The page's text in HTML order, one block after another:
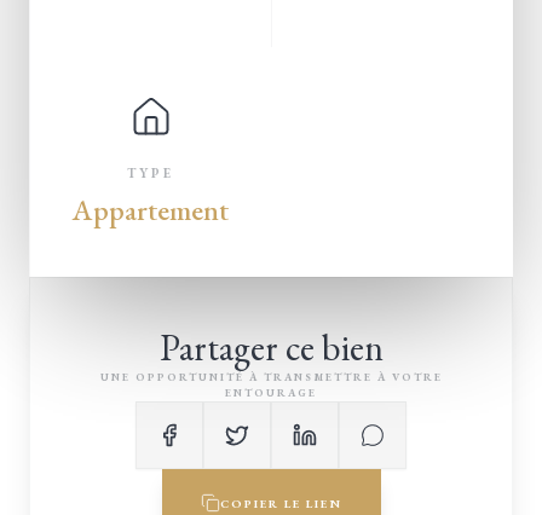
TYPE
Appartement
Partager ce bien
UNE OPPORTUNITÉ À TRANSMETTRE À VOTRE
ENTOURAGE
COPIER LE LIEN